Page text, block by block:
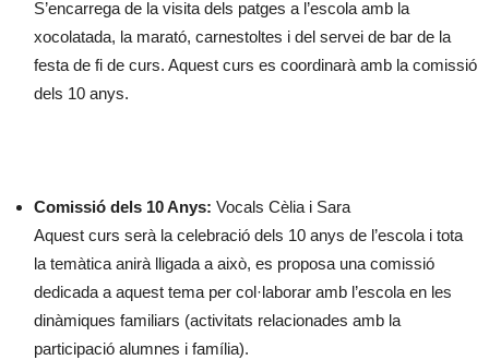
S’encarrega de la visita dels patges a l’escola amb la
xocolatada, la marató, carnestoltes i del servei de bar de la
festa de fi de curs. Aquest curs es coordinarà amb la comissió
dels 10 anys.
Comissió dels 10 Anys: Vocals Cèlia i Sara
Aquest curs serà la celebració dels 10 anys de l’escola i tota
la temàtica anirà lligada a això, es proposa una comissió
dedicada a aquest tema per col·laborar amb l’escola en les
dinàmiques familiars (activitats relacionades amb la
participació alumnes i família).